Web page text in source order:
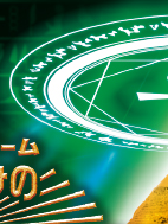
るお
談／